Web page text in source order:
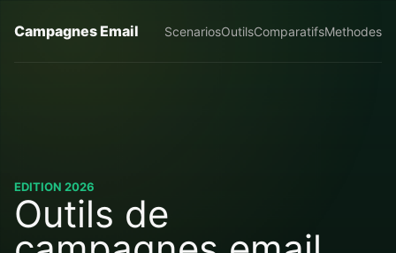
Campagnes Email ScenariosOutilsComparatifsMethodes
EDITION 2026
Outils de